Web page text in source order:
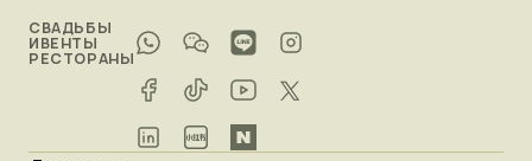
СВАДЬБЫ
ИВЕНТЫ
РЕСТОРАНЫ